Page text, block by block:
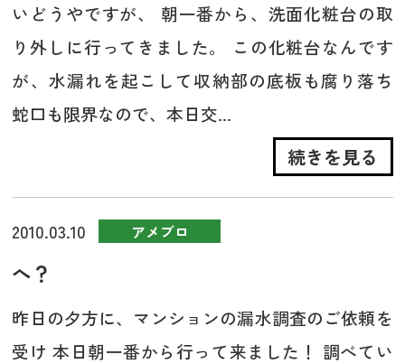
いどうやですが、 朝一番から、洗面化粧台の取
り外しに行ってきました。 この化粧台なんです
が、水漏れを起こして収納部の底板も腐り落ち
蛇口も限界なので、本日交...
続きを見る
2010.03.10 アメブロ
へ？
昨日の夕方に、マンションの漏水調査のご依頼を
受け 本日朝一番から行って来ました！ 調べてい